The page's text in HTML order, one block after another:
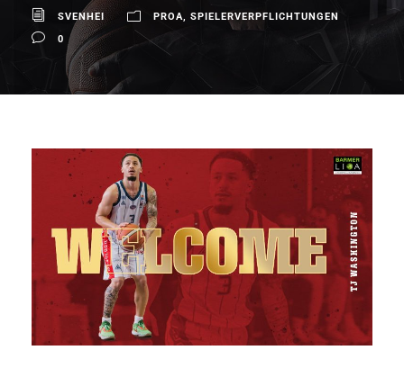
SVENHEI PROA, SPIELERVERPFLICHTUNGEN
0